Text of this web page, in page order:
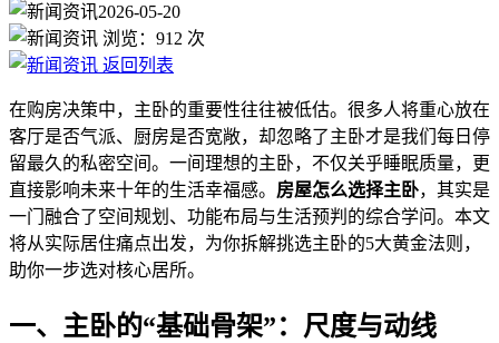
2026-05-20
浏览： 912 次
返回列表
在购房决策中，主卧的重要性往往被低估。很多人将重心放在
客厅是否气派、厨房是否宽敞，却忽略了主卧才是我们每日停
留最久的私密空间。一间理想的主卧，不仅关乎睡眠质量，更
直接影响未来十年的生活幸福感。 房屋怎么选择主卧，其实是
一门融合了空间规划、功能布局与生活预判的综合学问。本文
将从实际居住痛点出发，为你拆解挑选主卧的5大黄金法则，
助你一步选对核心居所。
一、主卧的“基础骨架”：尺度与动线